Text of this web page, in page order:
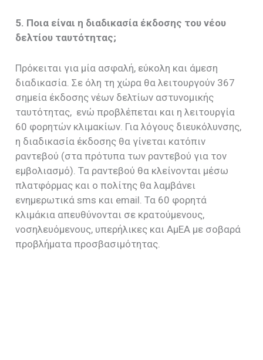
5. Ποια είναι η διαδικασία έκδοσης του νέου
δελτίου ταυτότητας;
Πρόκειται για μία ασφαλή, εύκολη και άμεση
διαδικασία. Σε όλη τη χώρα θα λειτουργούν 367
σημεία έκδοσης νέων δελτίων αστυνομικής
ταυτότητας, ενώ προβλέπεται και η λειτουργία
60 φορητών κλιμακίων. Για λόγους διευκόλυνσης,
η διαδικασία έκδοσης θα γίνεται κατόπιν
ραντεβού (στα πρότυπα των ραντεβού για τον
εμβολιασμό). Τα ραντεβού θα κλείνονται μέσω
πλατφόρμας και ο πολίτης θα λαμβάνει
ενημερωτικά sms και email. Τα 60 φορητά
κλιμάκια απευθύνονται σε κρατούμενους,
νοσηλευόμενους, υπερήλικες και ΑμΕΑ με σοβαρά
προβλήματα προσβασιμότητας.